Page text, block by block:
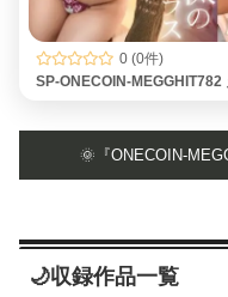
0 (0件)
SP-ONECOIN-MEGGHIT782
🌞『ONECOIN-
🌙収録作品一覧